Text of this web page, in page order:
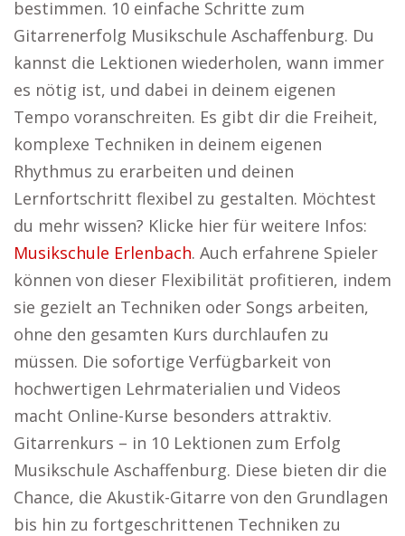
bestimmen. 10 einfache Schritte zum
Gitarrenerfolg Musikschule Aschaffenburg. Du
kannst die Lektionen wiederholen, wann immer
es nötig ist, und dabei in deinem eigenen
Tempo voranschreiten. Es gibt dir die Freiheit,
komplexe Techniken in deinem eigenen
Rhythmus zu erarbeiten und deinen
Lernfortschritt flexibel zu gestalten. Möchtest
du mehr wissen? Klicke hier für weitere Infos:
Musikschule Erlenbach. Auch erfahrene Spieler
können von dieser Flexibilität profitieren, indem
sie gezielt an Techniken oder Songs arbeiten,
ohne den gesamten Kurs durchlaufen zu
müssen. Die sofortige Verfügbarkeit von
hochwertigen Lehrmaterialien und Videos
macht Online-Kurse besonders attraktiv.
Gitarrenkurs – in 10 Lektionen zum Erfolg
Musikschule Aschaffenburg. Diese bieten dir die
Chance, die Akustik-Gitarre von den Grundlagen
bis hin zu fortgeschrittenen Techniken zu